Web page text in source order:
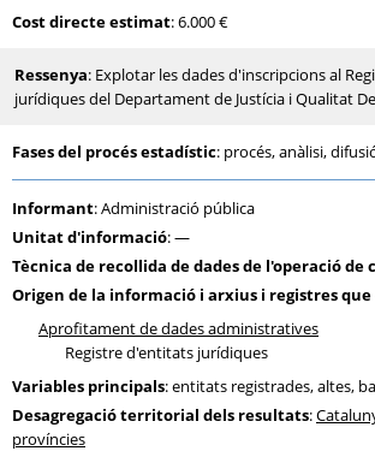
Cost directe estimat: 6.000 €
Ressenya: Explotar les dades d'inscripcions al
jurídiques del Departament de Justícia i Qualitat
Fases del procés estadístic: procés, anàlisi,
Informant: Administració pública
Unitat d'informació: —
Tècnica de recollida de dades de l'operació de
Origen de la informació i arxius i registres
Aprofitament de dades administratives
Registre d'entitats jurídiques
Variables principals: entitats registrades, altes,
Desagregació territorial dels resultats:
províncies